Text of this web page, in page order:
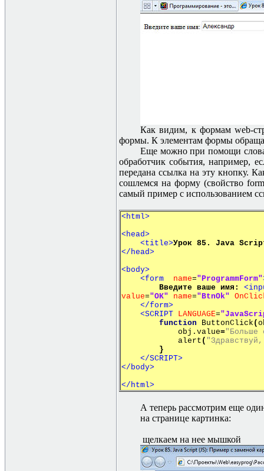
Как видим, к формамweb-
формы. К элементам формы
Еще можно при помощи
обработчик события, например,
передана ссылка на эту кнопку.
сошлемся на форму (свойство
самый пример с использованием
<html>
<head>
<title>Урок 85. Java
</head>
<body>
<form
name="ProgrammForm"
Введите ваше имя :
value="ОК" name="BtnOk"
</form>
<SCRIPT
LANGUAGE=
function ButtonClick (
obj.value=" Больше
alert ( "Здравствуй
}
</SCRIPT>
</body>
</html>
А теперь рассмотрим еще
на странице картинка:
щелкаем на нее мышкой